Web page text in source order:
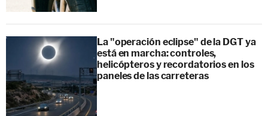
La "operación eclipse" de la DGT ya
está en marcha: controles,
helicópteros y recordatorios en los
paneles de las carreteras